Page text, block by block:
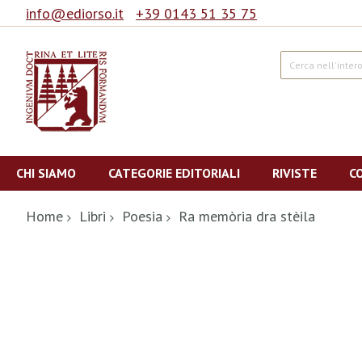
info@ediorso.it +39 0143 51 35 75
Cerca
al
contenuto
CHI SIAMO CATEGORIE EDITORIALI RIVISTE
Home Libri Poesia Ra memòria dra stèila